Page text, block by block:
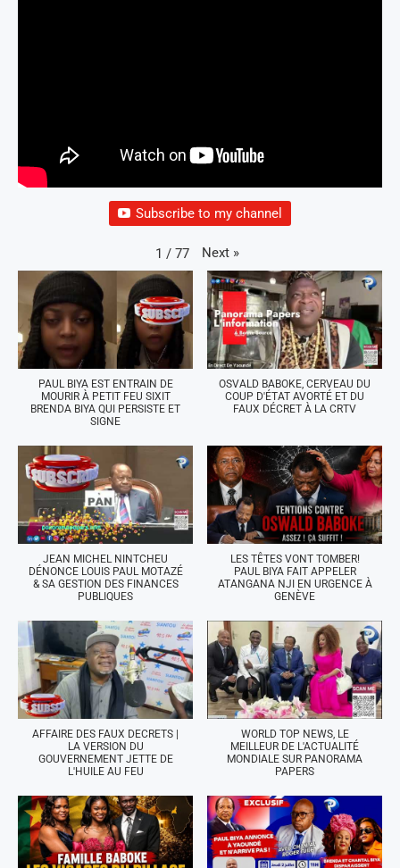
Subscribe to my channel
1 / 77 Next »
PAUL BIYA EST ENTRAIN DE
MOURIR À PETIT FEU SIXIT
BRENDA BIYA QUI PERSISTE ET
SIGNE
OSVALD BABOKE, CERVEAU DU
COUP D'ÉTAT AVORTÉ ET DU
FAUX DÉCRET À LA CRTV
JEAN MICHEL NINTCHEU
DÉNONCE LOUIS PAUL MOTAZÉ
& SA GESTION DES FINANCES
PUBLIQUES
LES TÊTES VONT TOMBER!
PAUL BIYA FAIT APPELER
ATANGANA NJI EN URGENCE À
GENÈVE
AFFAIRE DES FAUX DECRETS |
LA VERSION DU
GOUVERNEMENT JETTE DE
L'HUILE AU FEU
WORLD TOP NEWS, LE
MEILLEUR DE L'ACTUALITÉ
MONDIALE SUR PANORAMA
PAPERS